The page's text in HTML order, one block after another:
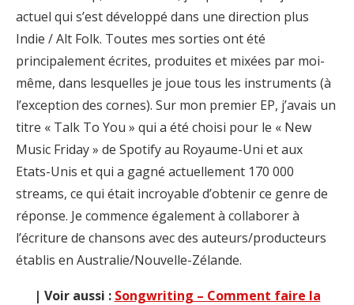
actuel qui s’est développé dans une direction plus
Indie / Alt Folk. Toutes mes sorties ont été
principalement écrites, produites et mixées par moi-
même, dans lesquelles je joue tous les instruments (à
l’exception des cornes). Sur mon premier EP, j’avais un
titre « Talk To You » qui a été choisi pour le « New
Music Friday » de Spotify au Royaume-Uni et aux
Etats-Unis et qui a gagné actuellement 170 000
streams, ce qui était incroyable d’obtenir ce genre de
réponse. Je commence également à collaborer à
l’écriture de chansons avec des auteurs/producteurs
établis en Australie/Nouvelle-Zélande.
| Voir aussi : Songwriting – Comment faire la